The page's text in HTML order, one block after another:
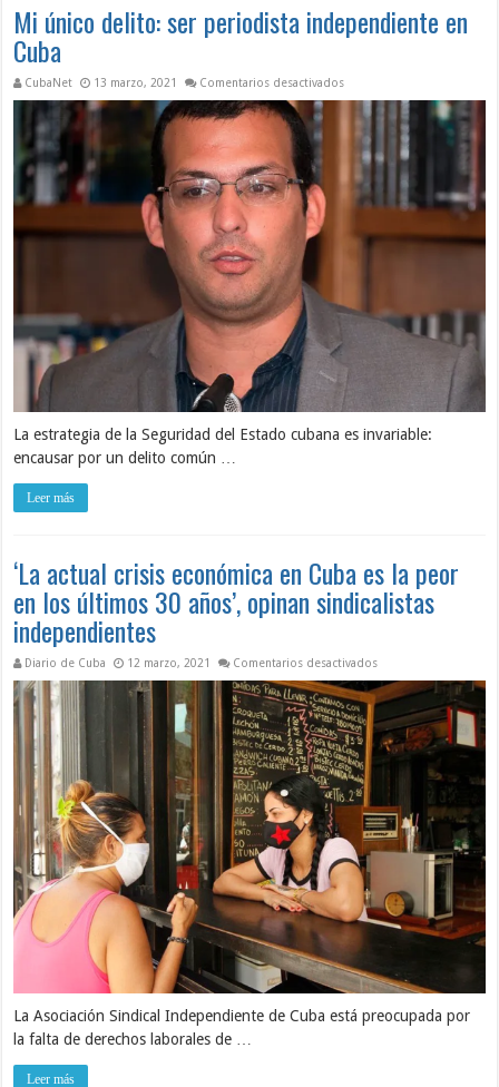
Mi único delito: ser periodista independiente en
Cuba
CubaNet 13 marzo, 2021 Comentarios desactivadosen Mi único delito: ser
La estrategia de la Seguridad del Estado cubana es invariable:
encausar por un delito común …
Leer más
‘La actual crisis económica en Cuba es la peor
en los últimos 30 años’, opinan sindicalistas
independientes
Diario de Cuba 12 marzo, 2021 Comentarios desactivadosen ‘La actual crisis
La Asociación Sindical Independiente de Cuba está preocupada por
la falta de derechos laborales de …
Leer más